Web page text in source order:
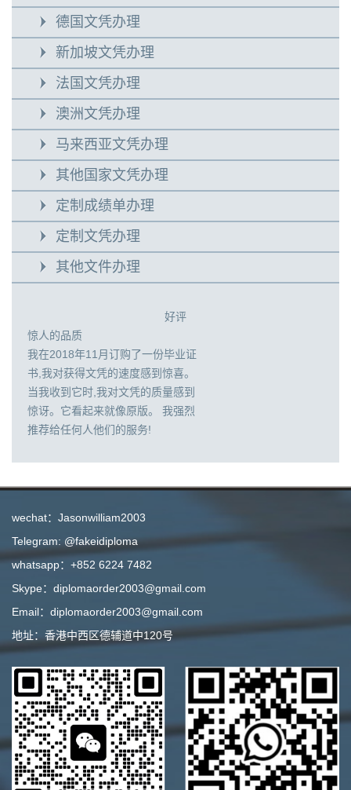
德国文凭办理
新加坡文凭办理
法国文凭办理
澳洲文凭办理
马来西亚文凭办理
其他国家文凭办理
定制成绩单办理
定制文凭办理
其他文件办理
好评
惊人的品质
我在2018年11月订购了一份毕业证
书,我对获得文凭的速度感到惊喜。
当我收到它时,我对文凭的质量感到
惊讶。它看起来就像原版。 我强烈
推荐给任何人他们的服务!
wechat：Jasonwilliam2003
Telegram: @fakeidiploma
whatsapp：+852 6224 7482
Skype：diplomaorder2003@gmail.com
Email：diplomaorder2003@gmail.com
地址：香港中西区德辅道中120号